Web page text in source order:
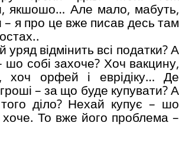
якшошо… Але мало, мабуть,
– я про це вже писав десь там
відмінить всі податки? А
шо собі захоче? Хоч вакцину,
хоч орфей і еврідіку… Де
– за що буде купувати? А
діло? Нехай купує – шо
То вже його проблема –